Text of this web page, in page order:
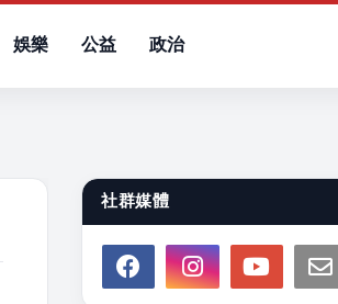
娛樂 公益 政治
社群媒體